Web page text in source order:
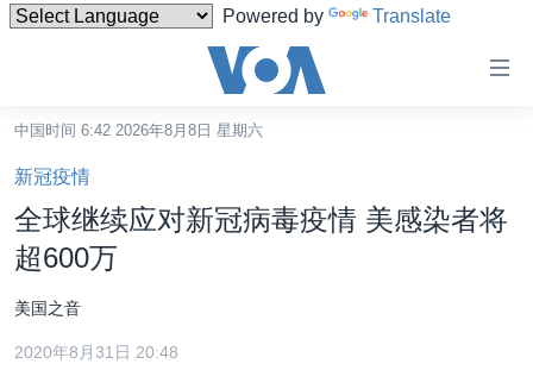
Powered by Translate
碍
链
接
跳
转
内
容
中国
中国时间 6:42 2026年8月8日 星期六
新冠疫情
全球继续应对新冠病毒疫情 美感染者将
超600万
美国之音
2020年8月31日 20:48